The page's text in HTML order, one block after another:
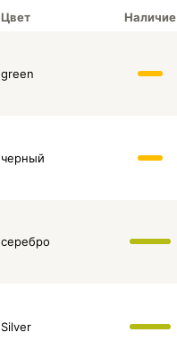
Цвет Наличие
green
черный
серебро
Silver